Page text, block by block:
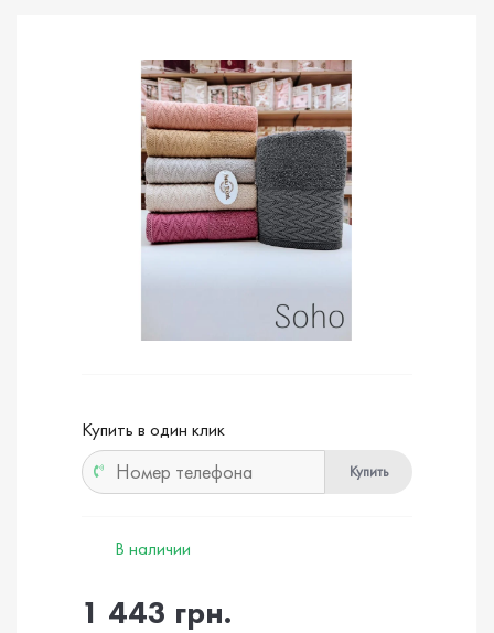
Купить в один клик
Купить
В наличии
1 443 грн.